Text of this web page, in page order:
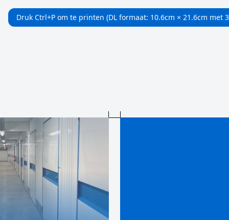
Druk Ctrl+P om te printen (DL formaat: 10.6cm × 21.6cm met